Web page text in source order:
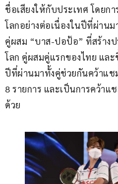
ชื่อเสียงให้กับประเทศ โดยก
โลกอย่างต่อเนื่องในปีที่ผ่าน
คู่ผสม “บาส-ปอป้อ” ที่สร้าง
โลก คู่ผสมคู่แรกของไทย แล
ปีที่ผ่านมาทั้งคู่ช่วยกันคว้าแช
8 รายการ และเป็นการคว้า
ด้วย